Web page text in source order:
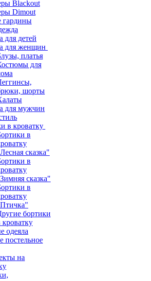
Blackout
Dimout
гардины
для детей
для женщин
платья
для
шорты
для мужчин
в кроватку
в
сказка"
в
сказка"
в
бортики
кроватку
одеяла
постельное
на